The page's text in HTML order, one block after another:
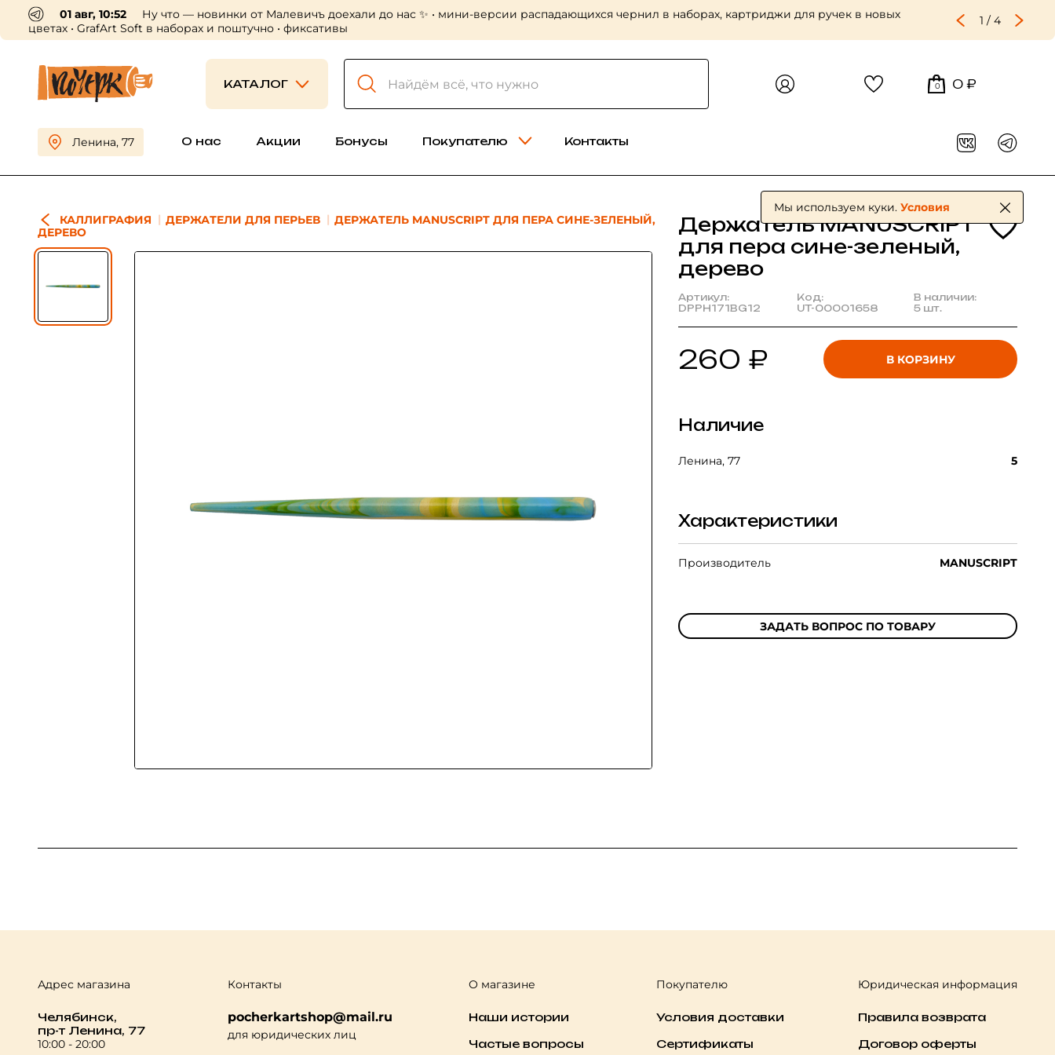
01 авг, 10:52
Ну что — новинки от Малевичъ доехали до нас ✨ • мини-версии распадающихся чернил в наборах, картриджи для ручек в новых
цветах • GrafArt Soft в наборах и поштучно • фиксативы
1 / 4
КАТАЛОГ 0 0 ₽
Ленина, 77 О нас Акции Бонусы Покупателю Контакты
КАЛЛИГРАФИЯ ДЕРЖАТЕЛИ ДЛЯ ПЕРЬЕВ
ДЕРЖАТЕЛЬ MANUSCRIPT ДЛЯ ПЕРА СИНЕ-ЗЕЛЕНЫЙ,
ДЕРЕВО
Держатель MANUSCRIPT
для пера сине-зеленый,
дерево
Артикул:
DPPH171BG12
Код:
UT-00001658
В наличии:
5 шт.
260 ₽ В КОРЗИНУ
Наличие
Ленина, 77 5
Характеристики
Производитель MANUSCRIPT
ЗАДАТЬ ВОПРОС ПО ТОВАРУ
Адрес магазина
Челябинск,
пр-т Ленина, 77
10:00 - 20:00
Контакты
pocherkartshop@mail.ru
для юридических лиц
О магазине
Наши истории
Частые вопросы
Покупателю
Условия доставки
Сертификаты
Юридическая информация
Правила возврата
Договор оферты
Мы используем куки. Условия